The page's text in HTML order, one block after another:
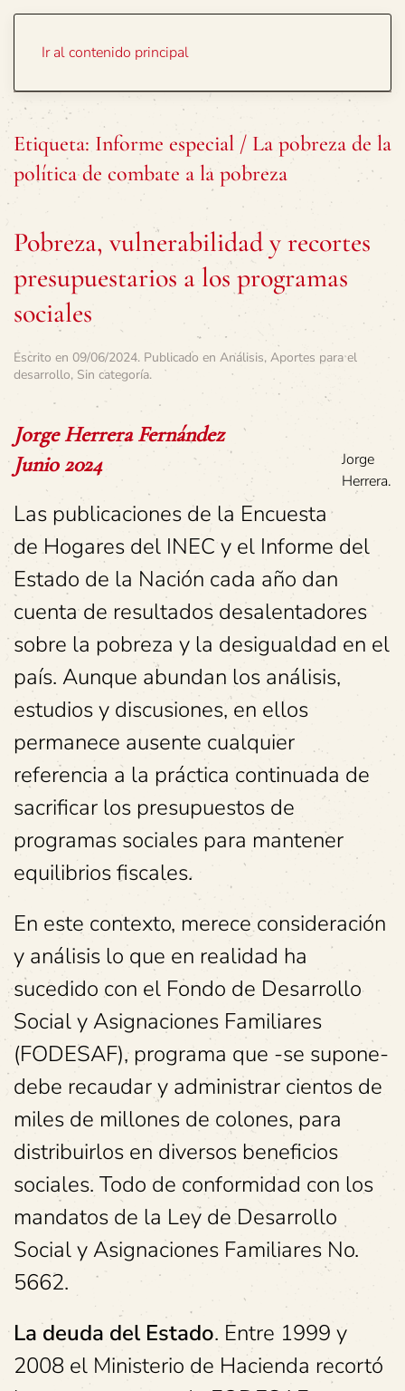
Ir al contenido principal
Etiqueta: Informe especial / La pobreza de la
política de combate a la pobreza
Pobreza, vulnerabilidad y recortes
presupuestarios a los programas
sociales
Escrito en 09/06/2024. Publicado en Análisis, Aportes para el
desarrollo, Sin categoría.
Jorge
Herrera.
Jorge Herrera Fernández
Junio 2024
Las publicaciones de la Encuesta
de Hogares del INEC y el Informe del
Estado de la Nación cada año dan
cuenta de resultados desalentadores
sobre la pobreza y la desigualdad en el
país. Aunque abundan los análisis,
estudios y discusiones, en ellos
permanece ausente cualquier
referencia a la práctica continuada de
sacrificar los presupuestos de
programas sociales para mantener
equilibrios fiscales.
En este contexto, merece consideración
y análisis lo que en realidad ha
sucedido con el Fondo de Desarrollo
Social y Asignaciones Familiares
(FODESAF), programa que -se supone-
debe recaudar y administrar cientos de
miles de millones de colones, para
distribuirlos en diversos beneficios
sociales. Todo de conformidad con los
mandatos de la Ley de Desarrollo
Social y Asignaciones Familiares No.
5662.
La deuda del Estado. Entre 1999 y
2008 el Ministerio de Hacienda recortó